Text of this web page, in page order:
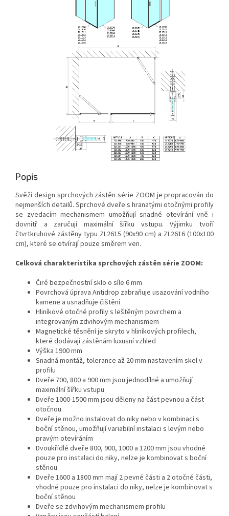
Popis
Svěží design sprchových zástěn série ZOOM je propracován do
nejmenších detailů. Sprchové dveře s hranatými otočnými profily
se zvedacím mechanismem umožňují snadné otevírání vně i
dovnitř a zaručují maximální šířku vstupu. Výjimku tvoří
čtvrtkruhové zástěny typu ZL2615 (90x90 cm) a ZL2616 (100x100
cm), které se otvírají pouze směrem ven.
Celková charakteristika sprchových zástěn série ZOOM:
Čiré bezpečnostní sklo o síle 6 mm
Povrchová úprava Antidrop zabraňuje usazování vodního
kamene a usnadňuje čištění
Hliníkové otočné profily s leštěným povrchem a
integrovaným zdvihovým mechanismem
Magnetické těsnění je skryto v hliníkových profilech,
které dodávají zástěnám luxusní vzhled
Výška 1900 mm
Snadná montáž, tolerance až 20 mm nastavením skel v
profilu
Dveře 700, 800 a 900 mm jsou jednodílné a umožňují
maximální šířku vstupu
Dveře 1000-1500 mm jsou děleny na část pevnou a část
otočnou
Dveře je možno instalovat do niky nebo v kombinaci s
boční stěnou, umožňují variabilní instalaci s levým nebo
pravým otevíráním
Dvoukřídlé dveře 800, 900, 1000 a 1200 mm jsou vhodné
pouze pro instalaci do niky, nelze je kombinovat s boční
stěnou
Dveře 1600 a 1800 mm mají 2 pevné části a 2 otočné části,
vhodné pouze pro instalaci do niky, nelze je kombinovat s
boční stěnou
Dveře se zdvihovým mechanismem profilu